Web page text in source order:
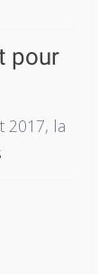
pour
2017, la